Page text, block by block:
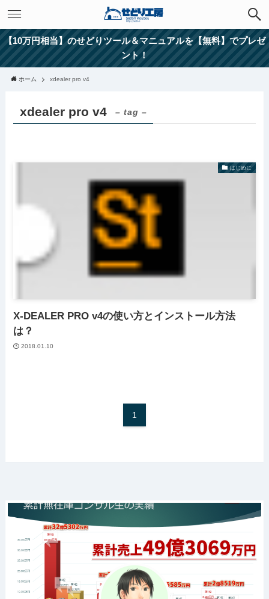
【10万円相当】のせどりツール＆マニュアルを【無料】でプレゼ
ント！
ホーム xdealer pro v4
xdealer pro v4 – tag –
はじめに
X-DEALER PRO v4の使い方とインストール方法
は？
2018.01.10
1